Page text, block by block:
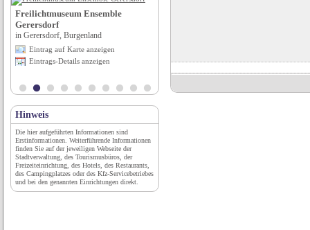
Freilichtmuseum Ensemble
Gerersdorf
in Gerersdorf, Burgenland
Eintrag auf Karte anzeigen
Eintrags-Details anzeigen
Hinweis
Die hier aufgeführten Informationen sind
Erstinformationen. Weiterführende Informationen
finden Sie auf der jeweiligen Webseite der
Stadtverwaltung, des Tourismusbüros, der
Freizeiteinrichtung, des Hotels, des Restaurants,
des Campingplatzes oder des Kfz-Servicebetriebes
und bei den genannten Einrichtungen direkt.